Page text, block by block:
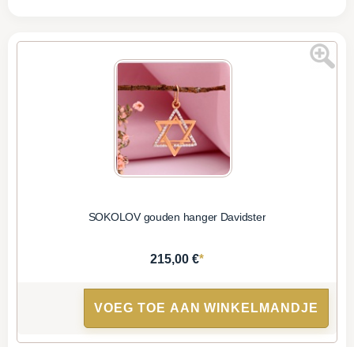
SOKOLOV gouden hanger Davidster
215,00 €*
VOEG TOE AAN WINKELMANDJE